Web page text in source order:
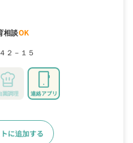
相談OK
２－１５
園調理 連絡アプリ
に追加する